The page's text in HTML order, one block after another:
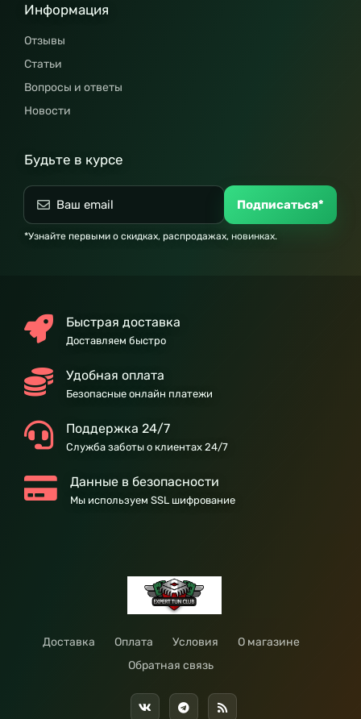
Информация
Отзывы
Статьи
Вопросы и ответы
Новости
Будьте в курсе
Подписаться*
*Узнайте первыми о скидках, распродажах, новинках.
Быстрая доставка
Доставляем быстро
Удобная оплата
Безопасные онлайн платежи
Поддержка 24/7
Служба заботы о клиентах 24/7
Данные в безопасности
Мы используем SSL шифрование
Доставка Оплата Условия
О магазине
Обратная связь